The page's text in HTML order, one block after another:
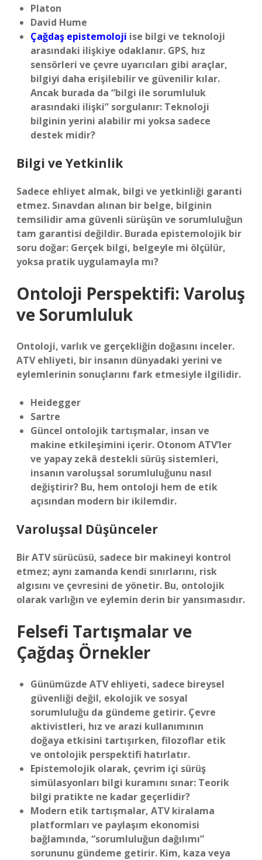
Platon
David Hume
Çağdaş epistemoloji ise bilgi ve teknoloji
arasındaki ilişkiye odaklanır. GPS, hız
sensörleri ve çevre uyarıcıları gibi araçlar,
bilgiyi daha erişilebilir ve güvenilir kılar.
Ancak burada da “bilgi ile sorumluluk
arasındaki ilişki” sorgulanır: Teknoloji
bilginin yerini alabilir mi yoksa sadece
destek midir?
Bilgi ve Yetkinlik
Sadece ehliyet almak, bilgi ve yetkinliği garanti
etmez. Sınavdan alınan bir belge, bilginin
temsilidir ama güvenli sürüşün ve sorumluluğun
tam garantisi değildir. Burada epistemolojik bir
soru doğar: Gerçek bilgi, belgeyle mi ölçülür,
yoksa pratik uygulamayla mı?
Ontoloji Perspektifi: Varoluş
ve Sorumluluk
Ontoloji, varlık ve gerçekliğin doğasını inceler.
ATV ehliyeti, bir insanın dünyadaki yerini ve
eylemlerinin sonuçlarını fark etmesiyle ilgilidir.
Heidegger
Sartre
Güncel ontolojik tartışmalar, insan ve
makine etkileşimini içerir. Otonom ATV’ler
ve yapay zekâ destekli sürüş sistemleri,
insanın varoluşsal sorumluluğunu nasıl
değiştirir? Bu, hem ontoloji hem de etik
açısından modern bir ikilemdir.
Varoluşsal Düşünceler
Bir ATV sürücüsü, sadece bir makineyi kontrol
etmez; aynı zamanda kendi sınırlarını, risk
algısını ve çevresini de yönetir. Bu, ontolojik
olarak varlığın ve eylemin derin bir yansımasıdır.
Felsefi Tartışmalar ve
Çağdaş Örnekler
Günümüzde ATV ehliyeti, sadece bireysel
güvenliği değil, ekolojik ve sosyal
sorumluluğu da gündeme getirir. Çevre
aktivistleri, hız ve arazi kullanımının
doğaya etkisini tartışırken, filozoflar etik
ve ontolojik perspektifi hatırlatır.
Epistemolojik olarak, çevrim içi sürüş
simülasyonları bilgi kuramını sınar: Teorik
bilgi pratikte ne kadar geçerlidir?
Modern etik tartışmalar, ATV kiralama
platformları ve paylaşım ekonomisi
bağlamında, “sorumluluğun dağılımı”
sorununu gündeme getirir. Kim, kaza veya